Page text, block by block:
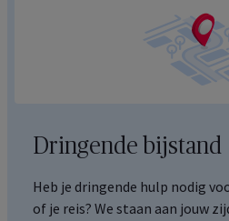
Dringende bijstand
Heb je dringende hulp nodig
of je reis? We staan aan jouw